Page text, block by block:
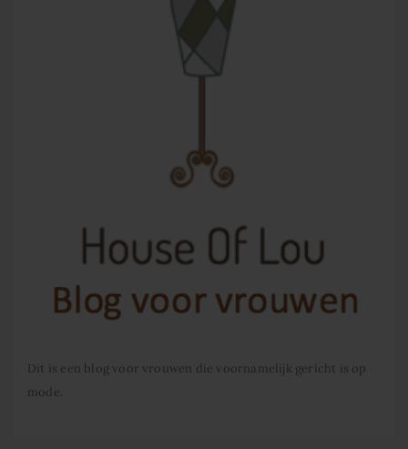
Dit is een blog voor vrouwen die voornamelijk gericht is op
mode.